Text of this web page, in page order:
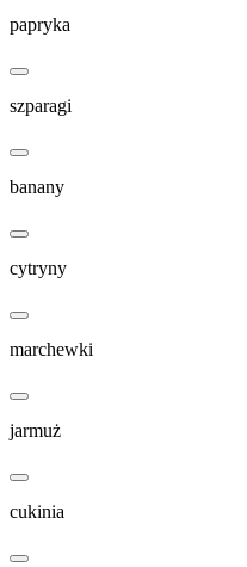
papryka
szparagi
banany
cytryny
marchewki
jarmuż
cukinia